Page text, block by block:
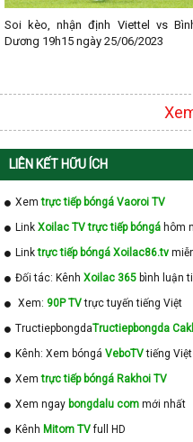
Soi kèo, nhận định Viettel vs
Dương 19h15 ngày 25/06/2023
LIÊN KẾT HỮU ÍCH
Xemtrực tiếp bóngá Vaoroi TV
Link Xoilac TV trực tiếp bóngá hôm
Linktrực tiếp bóngá Xoilac86.tv
Đối tác: Kênh Xoilac 365 bình luận
Xem: 90P TVtrực tuyến tiếng Việt
TructiepbongdaTructiepbongda
Kênh: Xem bóngá VeboTVtiếng Việt
Xemtrực tiếp bóngá Rakhoi TV
Xem ngay bongdalu com mới nhất
Kênh Mitom TVfull HD